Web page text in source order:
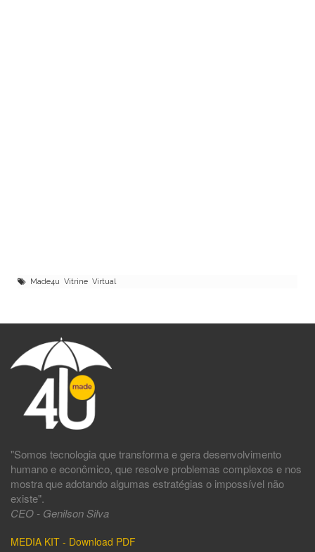
Made4u Vitrine Virtual
"Somos tecnologia que transforma e gera desenvolvimento
humano e econômico, que resolve problemas complexos e nos
mostra que adotando algumas estratégias o impossível não
existe".
CEO - Genilson Silva
MEDIA KIT - Download PDF